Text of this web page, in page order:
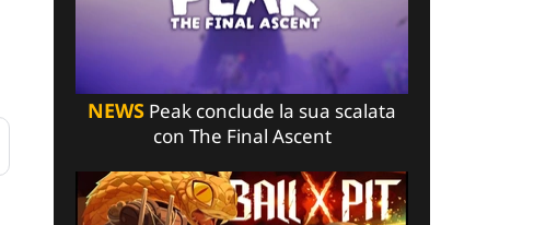
NEWS Peak conclude la sua scalata
con The Final Ascent